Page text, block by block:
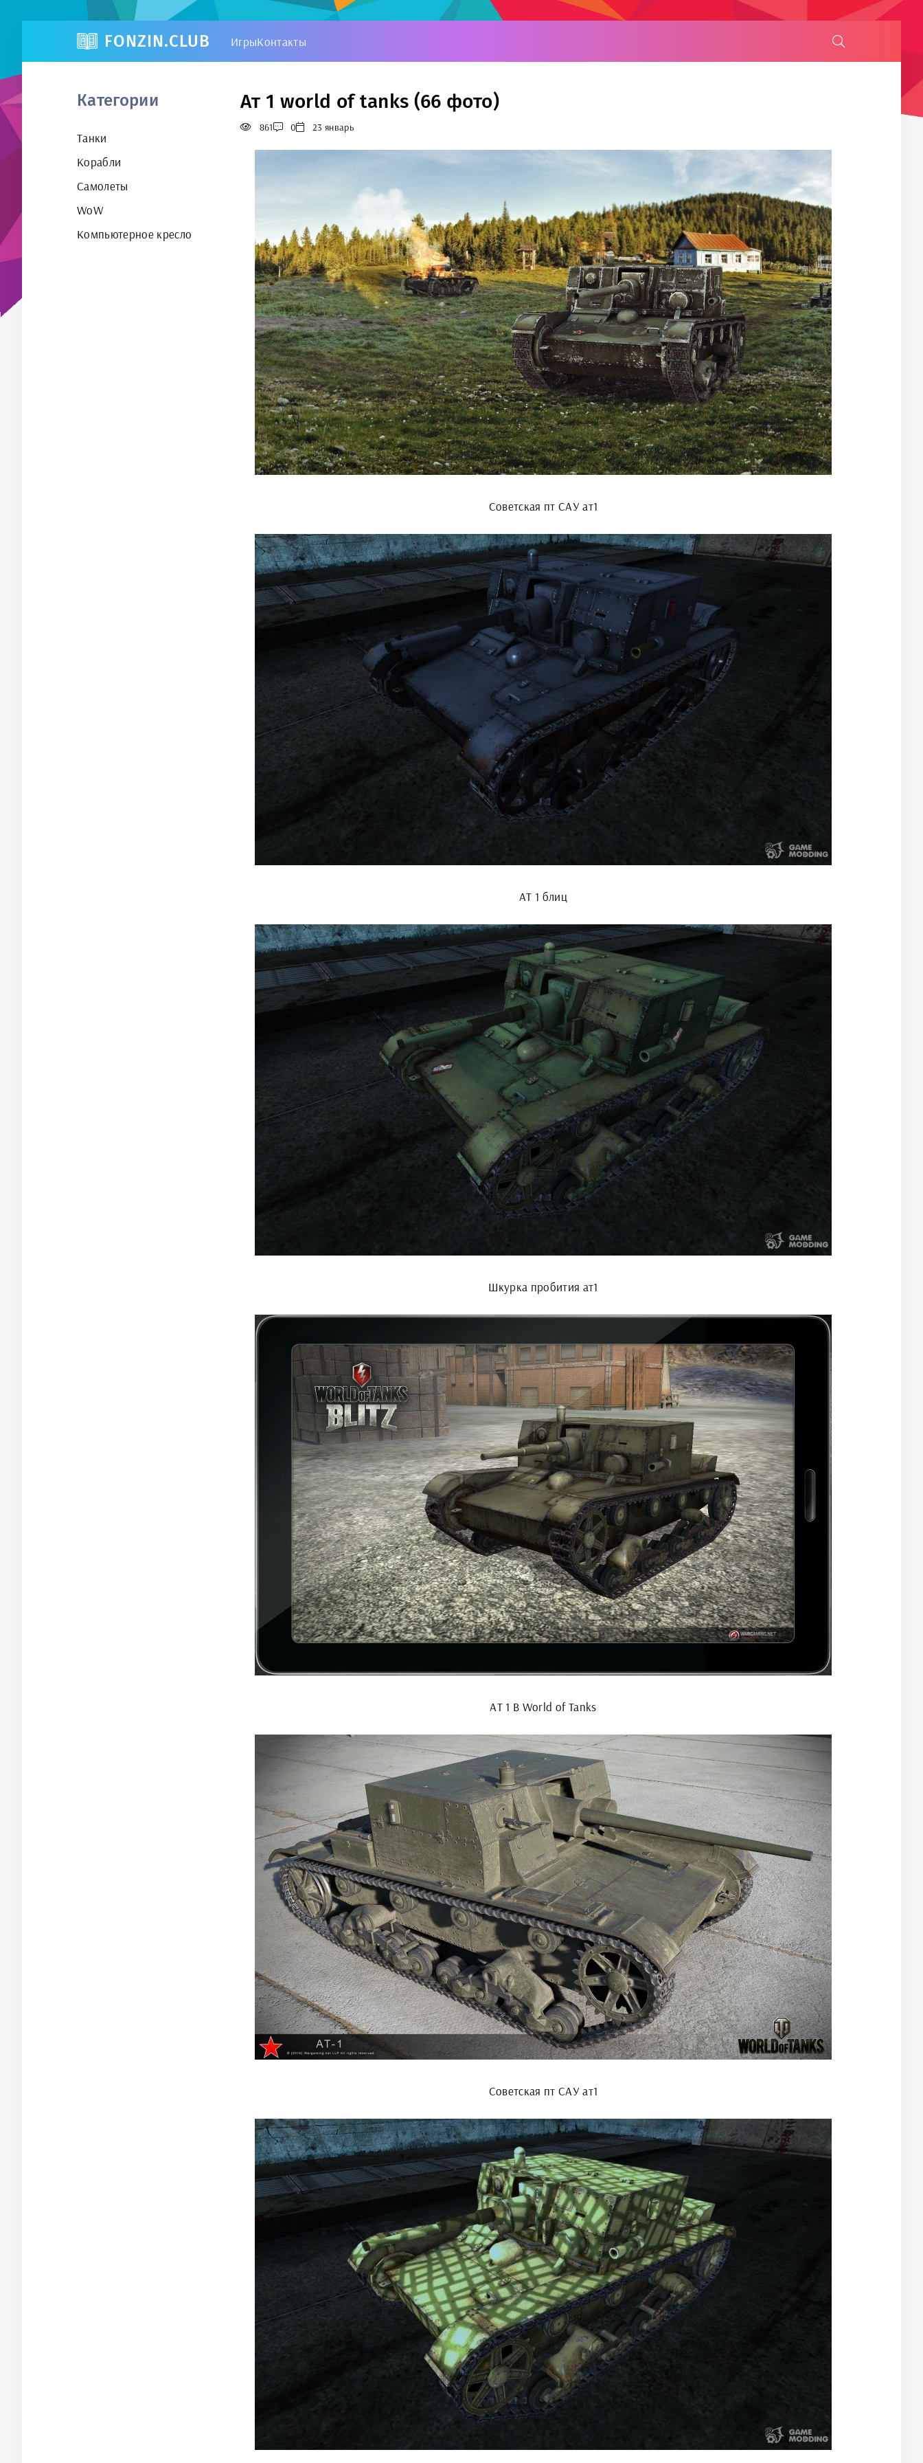
FONZIN.CLUB ИгрыКонтакты
Категории
Танки
Корабли
Самолеты
WoW
Компьютерное кресло
Ат 1 world of tanks (66 фото)
861 0 23 январь
Советская пт САУ ат1
АТ 1 блиц
Шкурка пробития ат1
АТ 1 В World of Tanks
Советская пт САУ ат1